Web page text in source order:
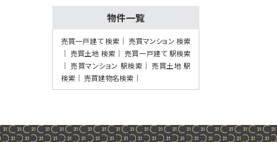
4,300万円
3ＬＤＫ
御殿場駅
別荘地にふさわしいオシャレで豪華な造り
です。定住…
第8位
三島二日町駅
歩35分
物件一覧
売買一戸建て 検索
売買マンション 検索
売買土地 検索
売買一戸建て 駅検索
売買マンション 駅検索
売買土地 駅
検索
売買建物名検索